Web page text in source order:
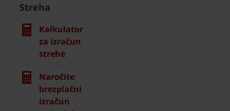
Streha
Kalkulator
za izračun
strehe
Naročite
brezplačni
izračun